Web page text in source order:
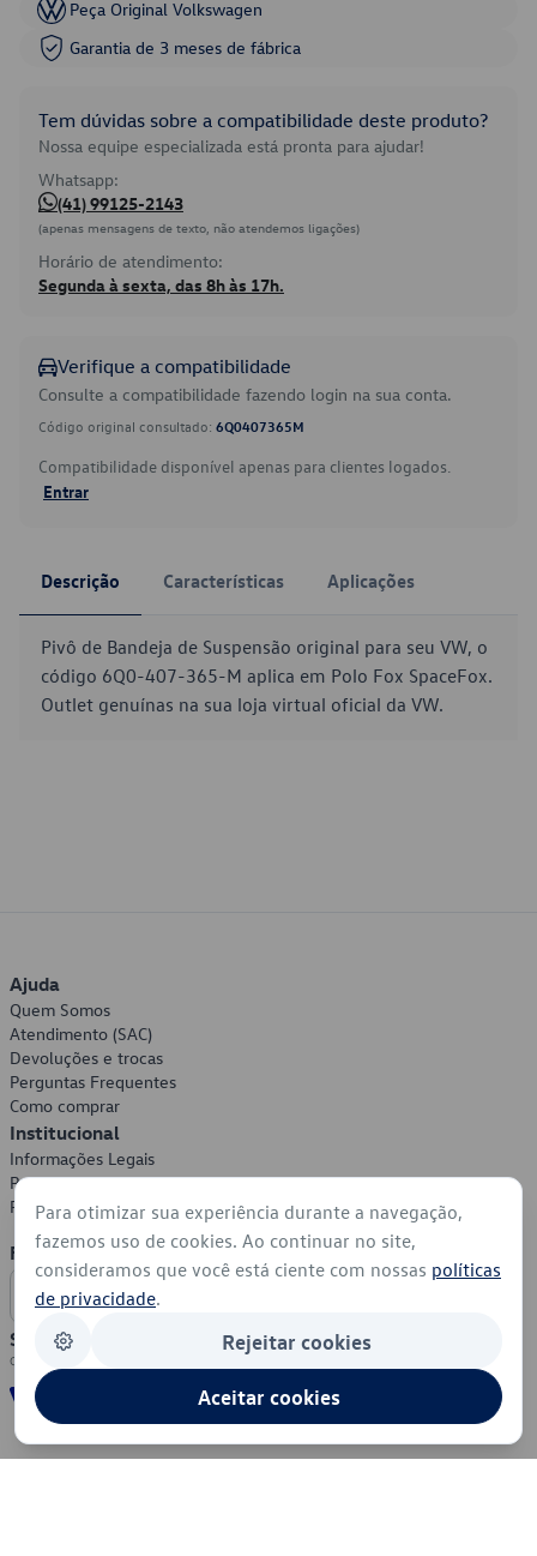
Peça Original Volkswagen
Garantia de 3 meses de fábrica
Tem dúvidas sobre a compatibilidade deste produto?
Nossa equipe especializada está pronta para ajudar!
Whatsapp:
(41) 99125-2143
(apenas mensagens de texto, não atendemos ligações)
Horário de atendimento:
Segunda à sexta, das 8h às 17h.
Verifique a compatibilidade
Consulte a compatibilidade fazendo login na sua conta.
Código original consultado: 6Q0407365M
Compatibilidade disponível apenas para clientes logados.
Entrar
Descrição Características Aplicações
Pivô de Bandeja de Suspensão original para seu VW, o
código 6Q0-407-365-M aplica em Polo Fox SpaceFox.
Outlet genuínas na sua loja virtual oficial da VW.
Ajuda
Quem Somos
Atendimento (SAC)
Devoluções e trocas
Perguntas Frequentes
Como comprar
Institucional
Informações Legais
Política de Privacidade
Política de Cookies
Formas de Pagamento
Segurança
Para otimizar sua experiência durante a navegação,
fazemos uso de cookies. Ao continuar no site,
consideramos que você está ciente com nossas políticas
de privacidade.
Rejeitar cookies
Aceitar cookies